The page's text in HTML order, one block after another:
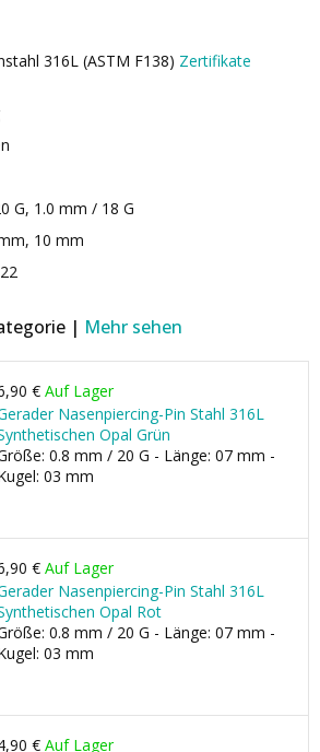
316L (ASTM F138) Zertifikate
G, 1.0 mm / 18 G
10 mm
| Mehr sehen
€ Auf Lager
Nasenpiercing-Pin Stahl 316L
Opal Grün
0.8 mm / 20 G - Länge: 07 mm -
03 mm
€ Auf Lager
Nasenpiercing-Pin Stahl 316L
Opal Rot
0.8 mm / 20 G - Länge: 07 mm -
03 mm
€ Auf Lager